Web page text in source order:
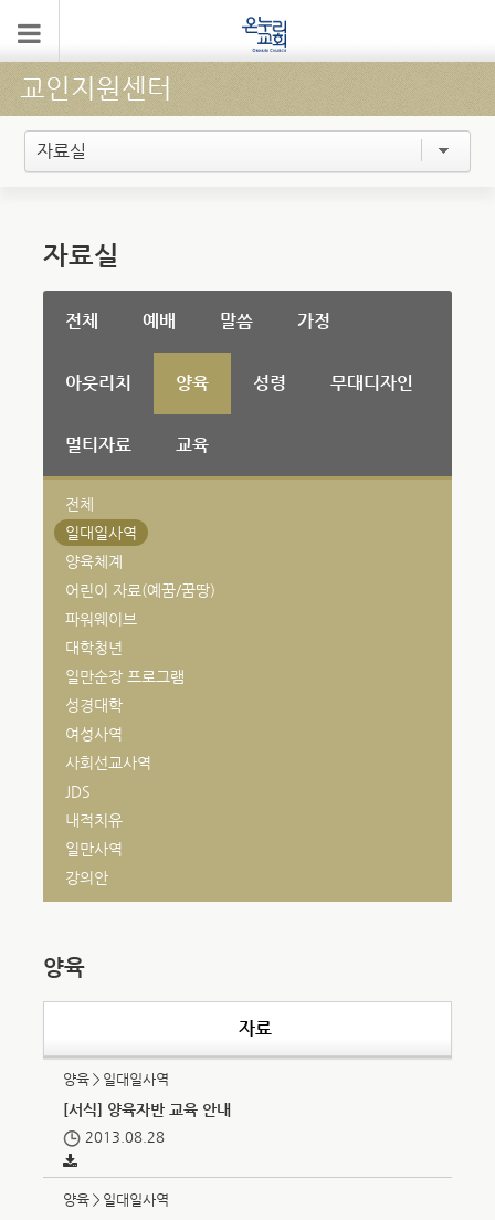
교인지원센터
자료실
자료실
전체 예배 말씀 가정
아웃리치 양육 성령 무대디자인
멀티자료 교육
전체
일대일사역
양육체계
어린이 자료(예꿈/꿈땅)
파워웨이브
대학청년
일만순장 프로그램
성경대학
여성사역
사회선교사역
JDS
내적치유
일만사역
강의안
양육
자료
양육＞일대일사역
[서식] 양육자반 교육 안내
2013.08.28
양육＞일대일사역